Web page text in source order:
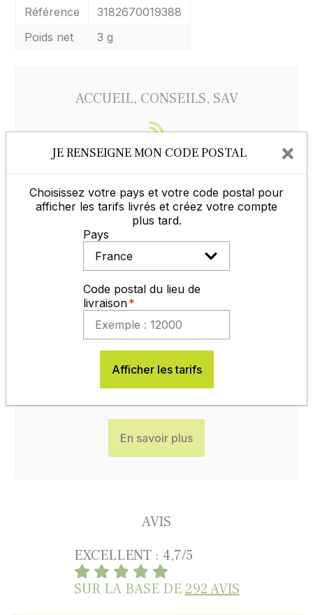
Référence
3182670019388
Poids net
3 g
ACCUEIL, CONSEILS, SAV
du lundi au vendredi
de 8h30 à 12h et de 14h à 17h30
05 65 77 99 70
Contactez-nous
MODES DE RÈGLEMENT
En savoir plus
AVIS
EXCELLENT : 4,7/5
SUR LA BASE DE292 AVIS
JE RENSEIGNE MON CODE POSTAL ×
Choisissez votre pays et votre code postal pour
afficher les tarifs livrés et créez votre compte
plus tard.
Pays
Code postal du lieu de
livraison
Afficher les tarifs